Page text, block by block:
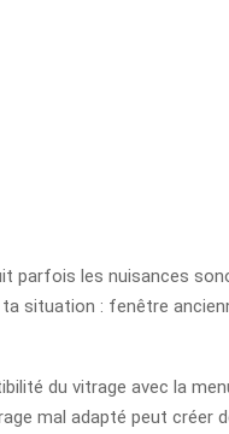
parfois les nuisances
situation : fenêtre
du vitrage avec la
mal adapté peut créer